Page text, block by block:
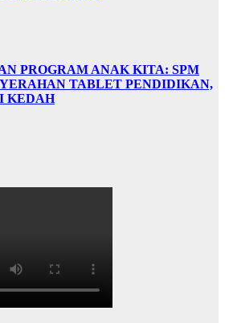
PROGRAM ANAK KITA: SPM
TABLET PENDIDIKAN,
KEDAH